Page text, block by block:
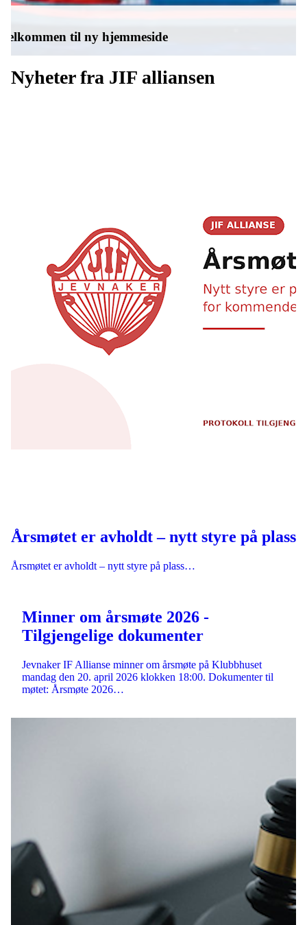
Velkommen til ny hjemmeside
Nyheter fra JIF alliansen
Årsmøtet er avholdt – nytt styre på plass
Årsmøtet er avholdt – nytt styre på plass…
Minner om årsmøte 2026 -
Tilgjengelige dokumenter
Jevnaker IF Allianse minner om årsmøte på Klubbhuset
mandag den 20. april 2026 klokken 18:00. Dokumenter til
møtet: Årsmøte 2026…